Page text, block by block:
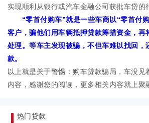
实现顺利从银行或汽车金融公司获批车贷的
“零首付购车”就是一些车商以“零首付购
客户，骗他们用车辆抵押贷款筹措资金，再
处理。等车主发现被骗，不但车难以找回，
款。
以上就是关于警惕：购车贷款骗局，车没见
内容，感谢您的阅读，更多相关内容就上聚
热门贷款